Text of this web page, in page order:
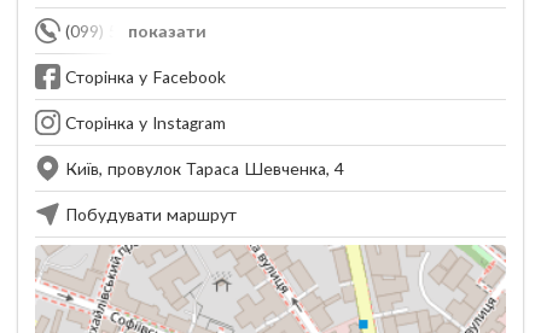
показати
(099) 568-15-21
Сторінка у Facebook
Сторінка у Instagram
Київ, провулок Тараса Шевченка, 4
Побудувати маршрут